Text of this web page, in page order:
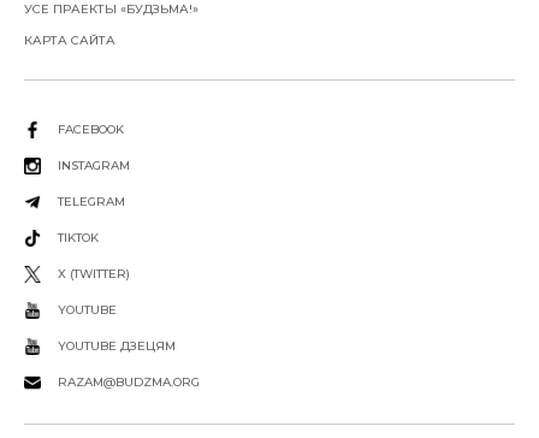
УСЕ ПРАЕКТЫ «БУДЗЬМА!»
КАРТА САЙТА
FACEBOOK
INSTAGRAM
TELEGRAM
TIKTOK
X (TWITTER)
YOUTUBE
YOUTUBE ДЗЕЦЯМ
RAZAM@BUDZMA.ORG